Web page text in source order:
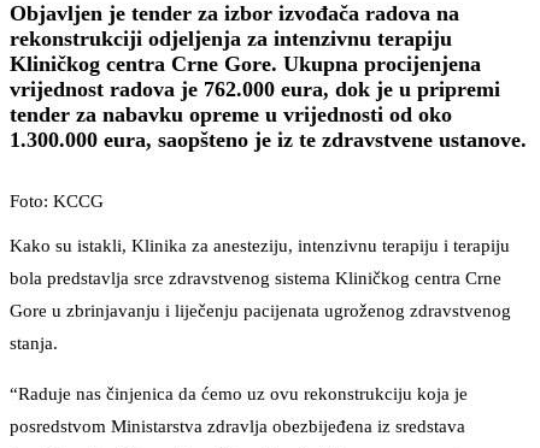
Objavljen je tender za izbor izvođača radova na
rekonstrukciji odjeljenja za intenzivnu terapiju
Kliničkog centra Crne Gore. Ukupna procijenjena
vrijednost radova je 762.000 eura, dok je u pripremi
tender za nabavku opreme u vrijednosti od oko
1.300.000 eura, saopšteno je iz te zdravstvene ustanove.
Foto: KCCG
Kako su istakli, Klinika za anesteziju, intenzivnu terapiju i terapiju
bola predstavlja srce zdravstvenog sistema Kliničkog centra Crne
Gore u zbrinjavanju i liječenju pacijenata ugroženog zdravstvenog
stanja.
“Raduje nas činjenica da ćemo uz ovu rekonstrukciju koja je
posredstvom Ministarstva zdravlja obezbijeđena iz sredstava